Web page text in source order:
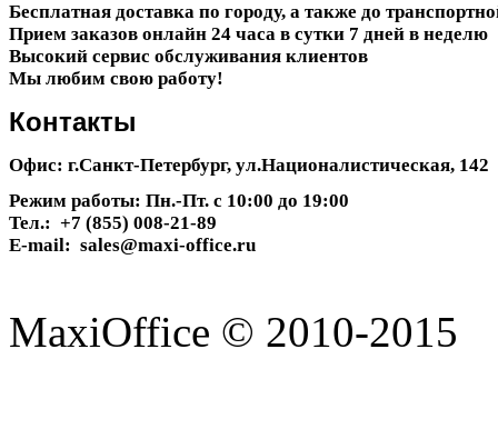
Бесплатная доставка по городу, а также до
Прием заказов онлайн 24 часа в сутки 7 дней в неделю
Высокий сервис обслуживания клиентов
Мы любим свою работу!
Контакты
Офис: г.Санкт-Петербург, ул.Националистическая, 142
Режим работы: Пн.-Пт. с 10:00 до 19:00
Тел.: +7 (855) 008-21-89
E-mail: sales@maxi-office.ru
MaxiOffice © 2010-2015